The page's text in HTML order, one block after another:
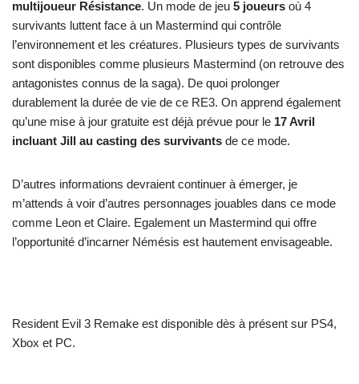
multijoueur Résistance. Un mode de jeu 5 joueurs où 4
survivants luttent face à un Mastermind qui contrôle
l’environnement et les créatures. Plusieurs types de survivants
sont disponibles comme plusieurs Mastermind (on retrouve des
antagonistes connus de la saga). De quoi prolonger
durablement la durée de vie de ce RE3. On apprend également
qu’une mise à jour gratuite est déjà prévue pour le 17 Avril
incluant Jill au casting des survivants de ce mode.
D’autres informations devraient continuer à émerger, je
m’attends à voir d’autres personnages jouables dans ce mode
comme Leon et Claire. Egalement un Mastermind qui offre
l’opportunité d’incarner Némésis est hautement envisageable.
Resident Evil 3 Remake est disponible dès à présent sur PS4,
Xbox et PC.